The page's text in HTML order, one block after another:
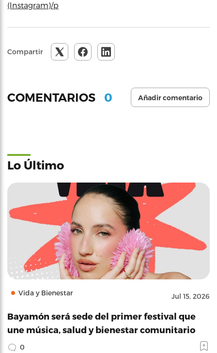
(Instagram)/p
Compartir
COMENTARIOS 0 Añadir comentario
Lo Último
Vida y Bienestar Jul 15, 2026
Bayamón será sede del primer festival que
une música, salud y bienestar comunitario
0